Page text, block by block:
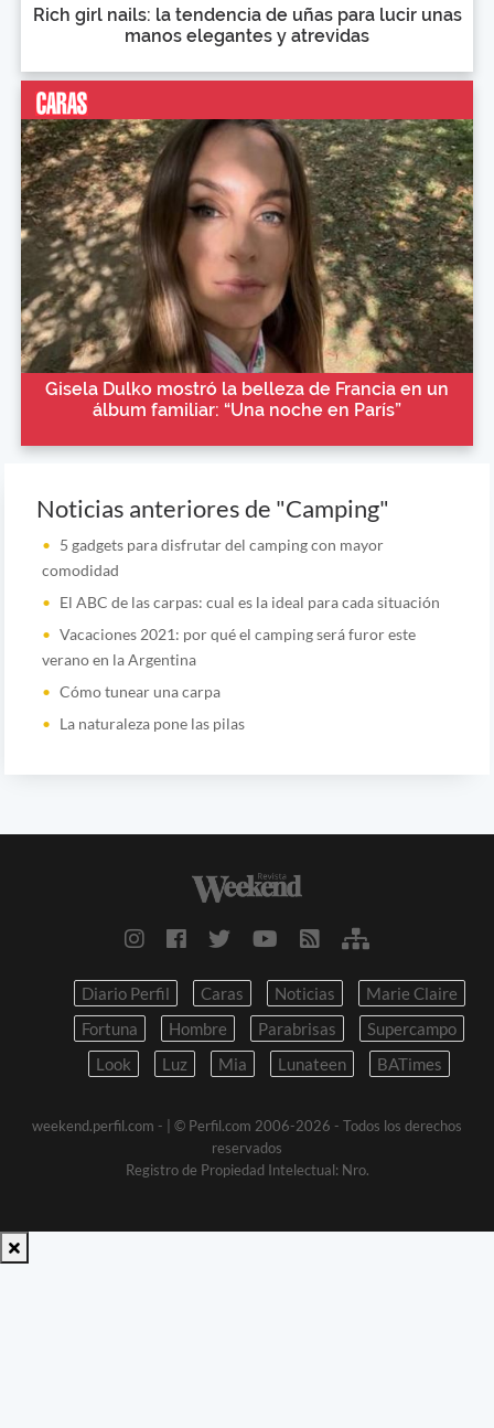
Rich girl nails: la tendencia de uñas para lucir unas
manos elegantes y atrevidas
Gisela Dulko mostró la belleza de Francia en un
álbum familiar: “Una noche en París”
Noticias anteriores de "Camping"
5 gadgets para disfrutar del camping con mayor
comodidad
El ABC de las carpas: cual es la ideal para cada situación
Vacaciones 2021: por qué el camping será furor este
verano en la Argentina
Cómo tunear una carpa
La naturaleza pone las pilas
Diario Perfil Caras Noticias
Marie Claire
Fortuna
Hombre Parabrisas
Supercampo
Look
Luz Mia Lunateen BATimes
weekend.perfil.com -
| © Perfil.com 2006-2026 - Todos los derechos
reservados
Registro de Propiedad Intelectual: Nro.